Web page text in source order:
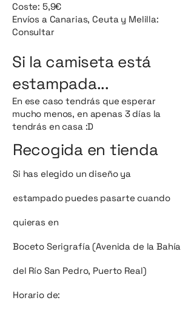
Coste: 5,9€
Envíos a Canarias, Ceuta y Melilla:
Consultar
Si la camiseta está
estampada...
En ese caso tendrás que esperar
mucho menos, en apenas 3 días la
tendrás en casa :D
Recogida en tienda
Si has elegido un diseño ya
estampado puedes pasarte cuando
quieras en
Boceto Serigrafía (Avenida de la Bahía
del Río San Pedro, Puerto Real)
Horario de: